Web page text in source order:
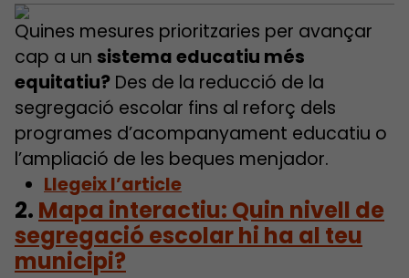
Quines mesures prioritzaries per avançar
cap a un sistema educatiu més
equitatiu? Des de la reducció de la
segregació escolar fins al reforç dels
programes d’acompanyament educatiu o
l’ampliació de les beques menjador.
Llegeix l’article
2. Mapa interactiu: Quin nivell de
segregació escolar hi ha al teu
municipi?